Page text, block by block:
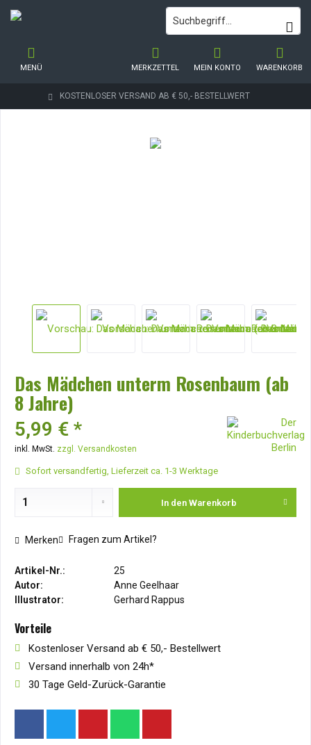
KOSTENLOSER VERSAND AB € 50,- BESTELLWERT
WARENKORB
MERKZETTEL MEIN KONTO
MENÜ
Das Mädchen unterm Rosenbaum (ab
8 Jahre)
5,99 € *
inkl. MwSt. zzgl. Versandkosten
Sofort versandfertig, Lieferzeit ca. 1-3 Werktage
In den Warenkorb
Merken Fragen zum Artikel?
Artikel-Nr.:
25
Autor:
Anne Geelhaar
Illustrator:
Gerhard Rappus
Vorteile
Kostenloser Versand ab € 50,- Bestellwert
Versand innerhalb von 24h*
30 Tage Geld-Zurück-Garantie